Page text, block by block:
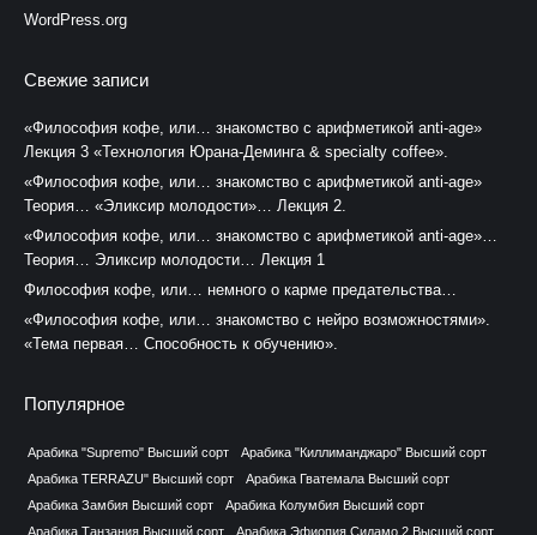
WordPress.org
Свежие записи
«Философия кофе, или… знакомство с арифметикой anti-age»
Лекция 3 «Технология Юрана-Деминга & specialty coffee».
«Философия кофе, или… знакомство с арифметикой anti-age»
Теория… «Эликсир молодости»… Лекция 2.
«Философия кофе, или… знакомство с арифметикой anti-age»…
Теория… Эликсир молодости… Лекция 1
Философия кофе, или… немного о карме предательства…
«Философия кофе, или… знакомство с нейро возможностями».
«Тема первая… Способность к обучению».
Популярное
Арабика "Supremo" Высший сорт
Арабика "Киллиманджаро" Высший сорт
Арабика TERRAZU" Высший сорт
Арабика Гватемала Высший сорт
Арабика Замбия Высший сорт
Арабика Колумбия Высший сорт
Арабика Танзания Высший сорт
Арабика Эфиопия Сидамо 2 Высший сорт